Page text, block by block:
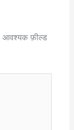
आवश्यक फ़ील्ड